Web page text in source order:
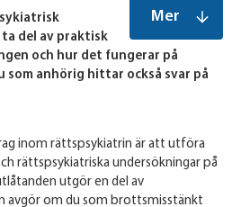
Mer
ta del av praktisk
och hur det fungerar på
som anhörig hittar också svar på
inom rättspsykiatrin är att utföra
rättspsykiatriska undersökningar på
utgör en del av
avgör om du som brottsmisstänkt